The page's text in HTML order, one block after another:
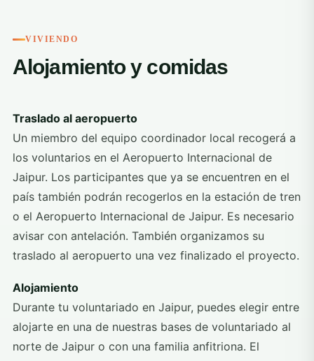
VIVIENDO
Alojamiento y comidas
Traslado al aeropuerto
Un miembro del equipo coordinador local recogerá a
los voluntarios en el Aeropuerto Internacional de
Jaipur. Los participantes que ya se encuentren en el
país también podrán recogerlos en la estación de tren
o el Aeropuerto Internacional de Jaipur. Es necesario
avisar con antelación. También organizamos su
traslado al aeropuerto una vez finalizado el proyecto.
Alojamiento
Durante tu voluntariado en Jaipur, puedes elegir entre
alojarte en una de nuestras bases de voluntariado al
norte de Jaipur o con una familia anfitriona. El